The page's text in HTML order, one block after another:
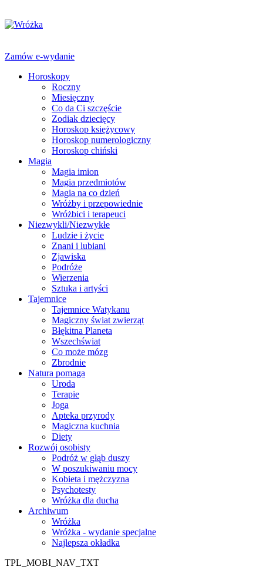
Zamów e-wydanie
Horoskopy
Roczny
Miesięczny
Co da Ci szczęście
Zodiak dziecięcy
Horoskop księżycowy
Horoskop numerologiczny
Horoskop chiński
Magia
Magia imion
Magia przedmiotów
Magia na co dzień
Wróżby i przepowiednie
Wróżbici i terapeuci
Niezwykli/Niezwykłe
Ludzie i życie
Znani i lubiani
Zjawiska
Podróże
Wierzenia
Sztuka i artyści
Tajemnice
Tajemnice Watykanu
Magiczny świat zwierząt
Błękitna Planeta
Wszechświat
Co może mózg
Zbrodnie
Natura pomaga
Uroda
Terapie
Joga
Apteka przyrody
Magiczna kuchnia
Diety
Rozwój osobisty
Podróż w głąb duszy
W poszukiwaniu mocy
Kobieta i mężczyzna
Psychotesty
Wróżka dla ducha
Archiwum
Wróżka
Wróżka - wydanie specjalne
Najlepsza okładka
TPL_MOBI_NAV_TXT